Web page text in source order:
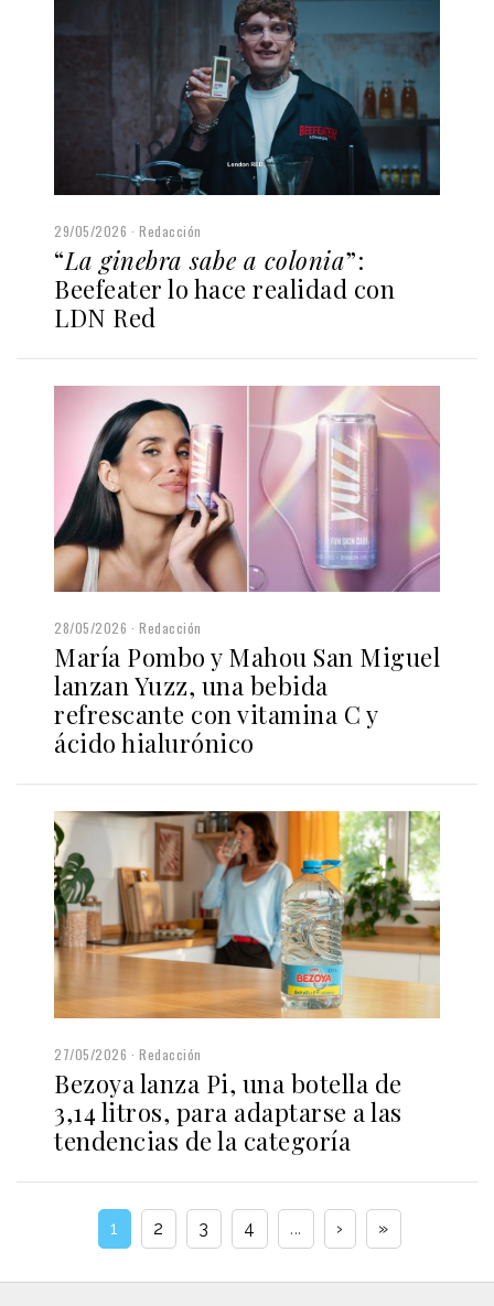
29/05/2026 Redacción
“La ginebra sabe a colonia”:
Beefeater lo hace realidad con
LDN Red
28/05/2026 Redacción
María Pombo y Mahou San Miguel
lanzan Yuzz, una bebida
refrescante con vitamina C y
ácido hialurónico
27/05/2026 Redacción
Bezoya lanza Pi, una botella de
3,14 litros, para adaptarse a las
tendencias de la categoría
1 2 3 4 ... › »